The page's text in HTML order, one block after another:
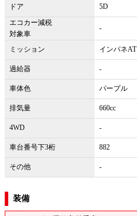
ドア
5D
エコカー減税
対象車
-
ミッション インパネAT
過給器 -
車体色 パープル
排気量 660cc
4WD -
車台番号下3桁 882
その他 -
装備